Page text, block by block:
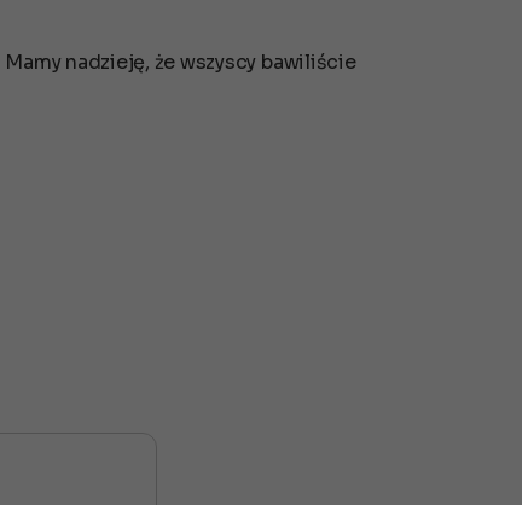
nadzieję, że wszyscy bawiliście